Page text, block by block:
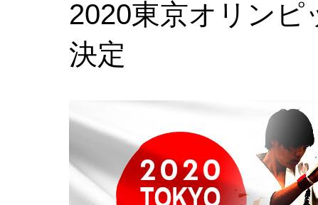
2020東京オリンピ
決定